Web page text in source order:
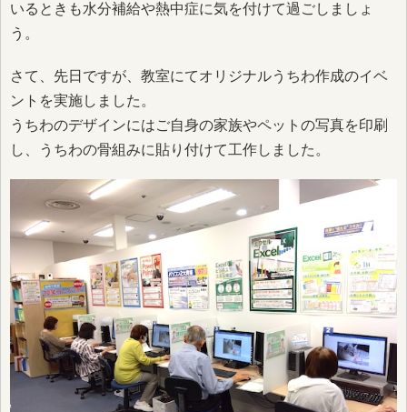
いるときも水分補給や熱中症に気を付けて過ごしましょ
う。
さて、先日ですが、教室にてオリジナルうちわ作成のイベ
ントを実施しました。
うちわのデザインにはご自身の家族やペットの写真を印刷
し、うちわの骨組みに貼り付けて工作しました。